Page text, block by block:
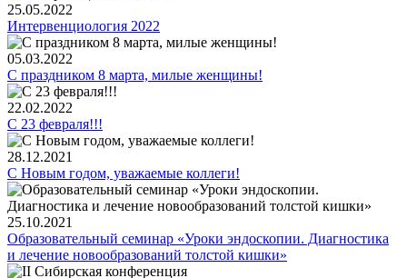
25.05.2022
Интервенциология 2022
05.03.2022
С праздником 8 марта, милые женщины!
22.02.2022
C 23 февраля!!!
28.12.2021
С Новым годом, уважаемые коллеги!
25.10.2021
Образовательный семинар «Уроки эндоскопии. Диагностика
и лечение новообразований толстой кишки»